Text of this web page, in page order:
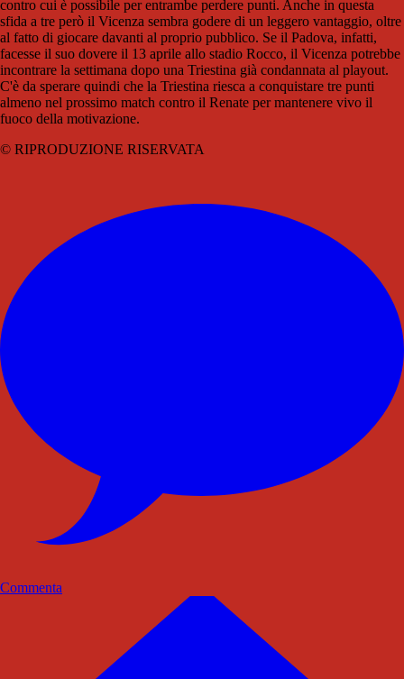
contro cui è possibile per entrambe perdere punti. Anche in questa
sfida a tre però il Vicenza sembra godere di un leggero vantaggio, oltre
al fatto di giocare davanti al proprio pubblico. Se il Padova, infatti,
facesse il suo dovere il 13 aprile allo stadio Rocco, il Vicenza potrebbe
incontrare la settimana dopo una Triestina già condannata al playout.
C'è da sperare quindi che la Triestina riesca a conquistare tre punti
almeno nel prossimo match contro il Renate per mantenere vivo il
fuoco della motivazione.
© RIPRODUZIONE RISERVATA
Commenta